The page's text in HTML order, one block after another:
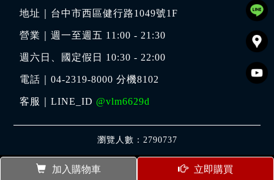
加入購物車 立即購買
地址｜ 台中市西區健行路1049號1F
營業｜週一至週五 11:00 - 21:30
週六日、國定假日 10:30 - 22:00
電話｜04-2319-8000 分機8102
客服｜LINE_ID @vlm6629d
瀏覽人數：2790737